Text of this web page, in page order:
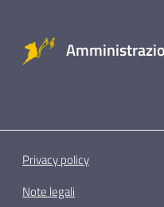
Privacy policy
Note legali